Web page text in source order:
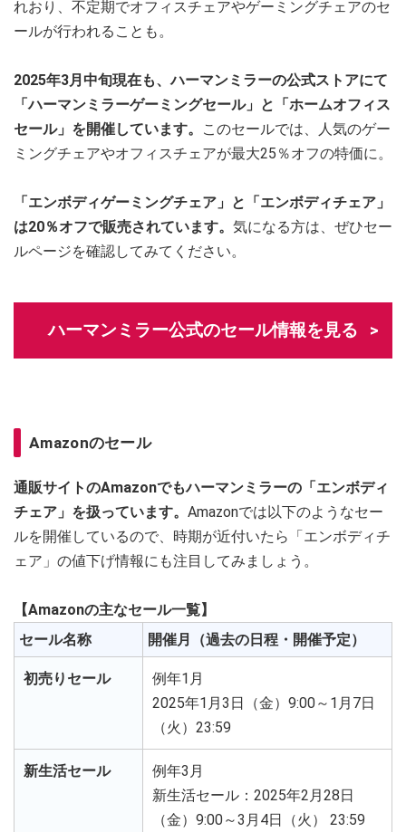
れおり、不定期でオフィスチェアやゲーミングチェアのセ
ールが行われることも。
2025年3月中旬現在も、ハーマンミラーの公式ストアにて
「ハーマンミラーゲーミングセール」と「ホームオフィス
セール」を開催しています。
このセールでは、人気のゲー
ミングチェアやオフィスチェアが最大25％オフの特価に。
「エンボディゲーミングチェア」と「エンボディチェア」
は20％オフで販売されています。 気になる方は、ぜひセー
ルページを確認してみてください。
ハーマンミラー公式のセール情報を見る
Amazonのセール
通販サイトのAmazonでもハーマンミラーの「エンボディ
チェア」を扱っています。 Amazonでは以下のようなセー
ルを開催しているので、時期が近付いたら「エンボディチ
ェア」の値下げ情報にも注目してみましょう。
【Amazonの主なセール一覧】
セール名称
開催月（過去の日程・開催予定）
初売りセール
例年1月
2025年1月3日（金）9:00～1月7日
（火）23:59
新生活セール
例年3月
新生活セール：2025年2月28日
（金）9:00～3月4日（火） 23:59